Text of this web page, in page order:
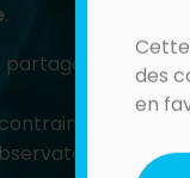
.
partagez… ou
vous
des
en